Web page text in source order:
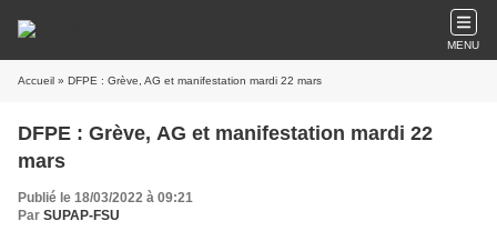
MENU
Accueil » DFPE : Grève, AG et manifestation mardi 22 mars
DFPE : Grève, AG et manifestation mardi 22
mars
Publié le 18/03/2022 à 09:21
Par SUPAP-FSU